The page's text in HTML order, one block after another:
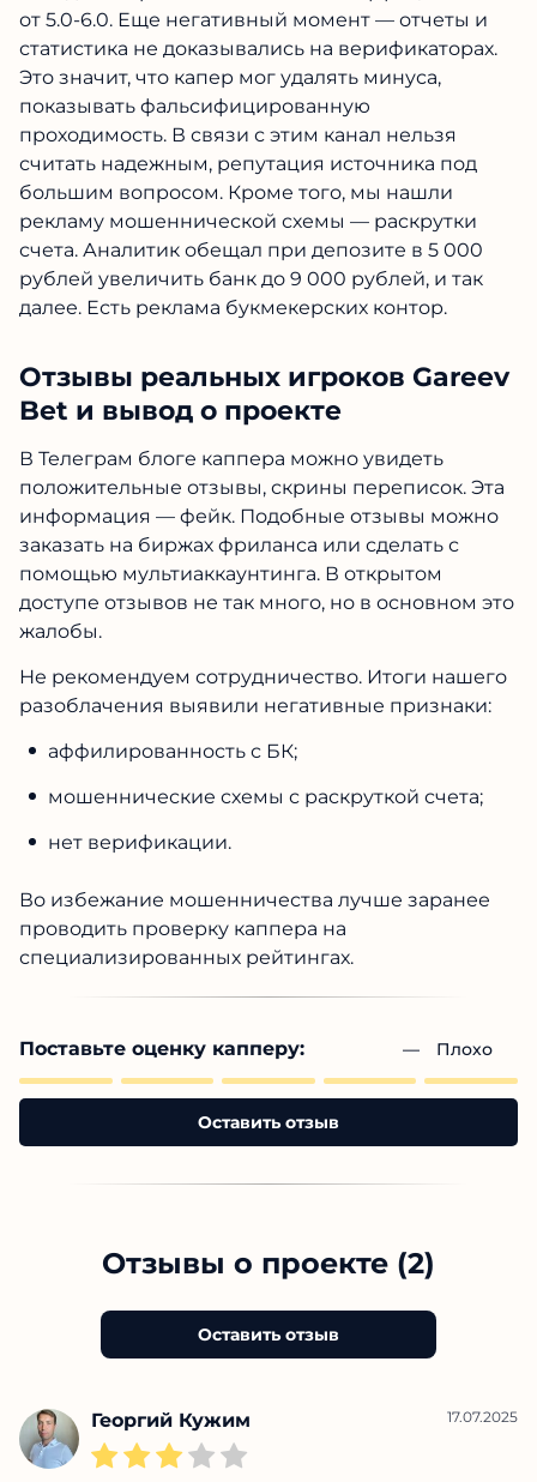
от 5.0-6.0. Еще негативный момент — отчеты и
статистика не доказывались на верификаторах.
Это значит, что капер мог удалять минуса,
показывать фальсифицированную
проходимость. В связи с этим канал нельзя
считать надежным, репутация источника под
большим вопросом. Кроме того, мы нашли
рекламу мошеннической схемы — раскрутки
счета. Аналитик обещал при депозите в 5 000
рублей увеличить банк до 9 000 рублей, и так
далее. Есть реклама букмекерских контор.
Отзывы реальных игроков Gareev
Bet и вывод о проекте
В Телеграм блоге каппера можно увидеть
положительные отзывы, скрины переписок. Эта
информация — фейк. Подобные отзывы можно
заказать на биржах фриланса или сделать с
помощью мультиаккаунтинга. В открытом
доступе отзывов не так много, но в основном это
жалобы.
Не рекомендуем сотрудничество. Итоги нашего
разоблачения выявили негативные признаки:
аффилированность с БК;
мошеннические схемы с раскруткой счета;
нет верификации.
Во избежание мошенничества лучше заранее
проводить проверку каппера на
специализированных рейтингах.
Поставьте оценку капперу: — Плохо
Оставить отзыв
Отзывы о проекте (2)
Оставить отзыв
Георгий Кужим 17.07.2025